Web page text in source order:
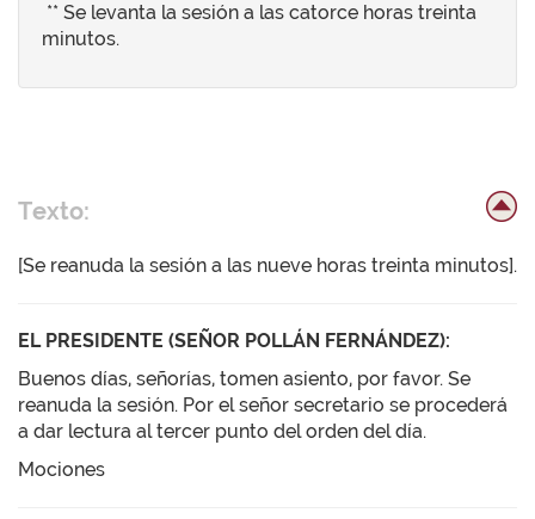
** Se levanta la sesión a las catorce horas treinta
minutos.
Texto:
[Se reanuda la sesión a las nueve horas treinta minutos].
EL PRESIDENTE (SEÑOR POLLÁN FERNÁNDEZ):
Buenos días, señorías, tomen asiento, por favor. Se
reanuda la sesión. Por el señor secretario se procederá
a dar lectura al tercer punto del orden del día.
Mociones